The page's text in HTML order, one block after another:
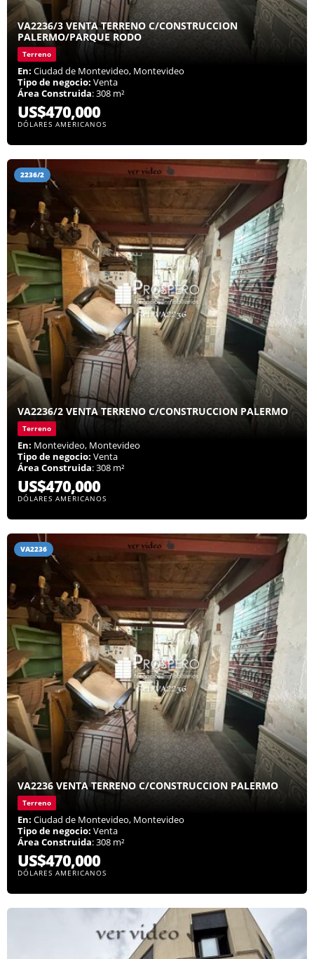
VA2236/3 VENTA TERRENO C/CONSTRUCCION
PALERMO/PARQUE RODO
Terreno
En: Ciudad de Montevideo, Montevideo
Tipo de negocio: Venta
Área Construida: 308 m²
US$470,000
DÓLARES AMERICANOS
2236/2
VA2236/2 VENTA TERRENO C/CONSTRUCCION PALERMO
Terreno
En: Montevideo, Montevideo
Tipo de negocio: Venta
Área Construida: 308 m²
US$470,000
DÓLARES AMERICANOS
VA2236
VA2236 VENTA TERRENO C/CONSTRUCCION PALERMO
Terreno
En: Ciudad de Montevideo, Montevideo
Tipo de negocio: Venta
Área Construida: 308 m²
US$470,000
DÓLARES AMERICANOS